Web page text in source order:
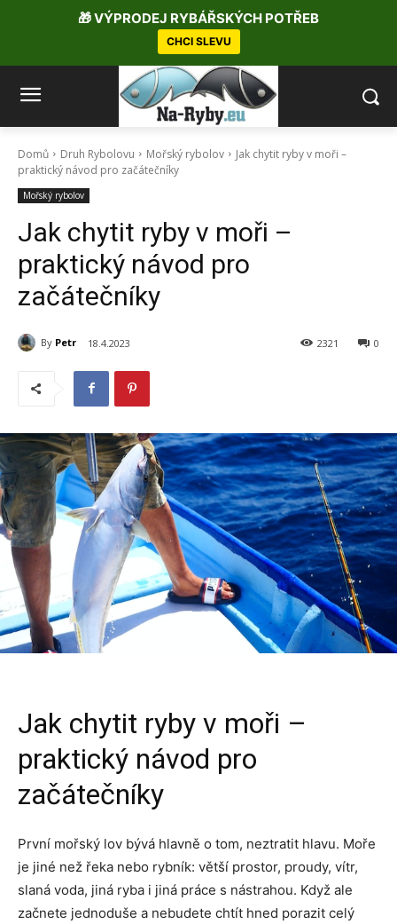
Domů Druh Rybolovu Mořský rybolov
Jak chytit ryby v moři –
praktický návod pro začátečníky
Mořský rybolov
Jak chytit ryby v moři –
praktický návod pro
začátečníky
By Petr 18.4.2023 0
2321
Jak chytit ryby v moři –
praktický návod pro
začátečníky
První mořský lov bývá hlavně o tom, neztratit hlavu. Moře
je jiné než řeka nebo rybník: větší prostor, proudy, vítr,
slaná voda, jiná ryba i jiná práce s nástrahou. Když ale
začnete jednoduše a nebudete chtít hned porazit celý
🎁 VÝPRODEJ RYBÁŘSKÝCH POTŘEB
CHCI SLEVU